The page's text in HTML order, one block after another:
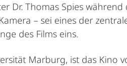
Dr. Thomas Spies
– sei eines der
des Films eins.
Marburg, ist das Kino